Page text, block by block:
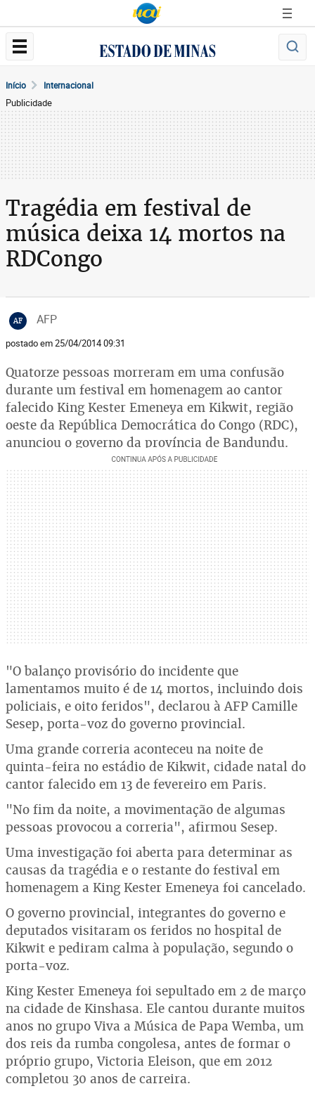
Início Internacional
Publicidade
Tragédia em festival de
música deixa 14 mortos na
RDCongo
AF AFP
postado em 25/04/2014 09:31
Quatorze pessoas morreram em uma confusão
durante um festival em homenagem ao cantor
falecido King Kester Emeneya em Kikwit, região
oeste da República Democrática do Congo (RDC),
anunciou o governo da província de Bandundu.
"O balanço provisório do incidente que
lamentamos muito é de 14 mortos, incluindo dois
policiais, e oito feridos", declarou à AFP Camille
Sesep, porta-voz do governo provincial.
Uma grande correria aconteceu na noite de
quinta-feira no estádio de Kikwit, cidade natal do
cantor falecido em 13 de fevereiro em Paris.
"No fim da noite, a movimentação de algumas
pessoas provocou a correria", afirmou Sesep.
Uma investigação foi aberta para determinar as
causas da tragédia e o restante do festival em
homenagem a King Kester Emeneya foi cancelado.
O governo provincial, integrantes do governo e
deputados visitaram os feridos no hospital de
Kikwit e pediram calma à população, segundo o
porta-voz.
King Kester Emeneya foi sepultado em 2 de março
na cidade de Kinshasa. Ele cantou durante muitos
anos no grupo Viva a Música de Papa Wemba, um
dos reis da rumba congolesa, antes de formar o
próprio grupo, Victoria Eleison, que em 2012
completou 30 anos de carreira.